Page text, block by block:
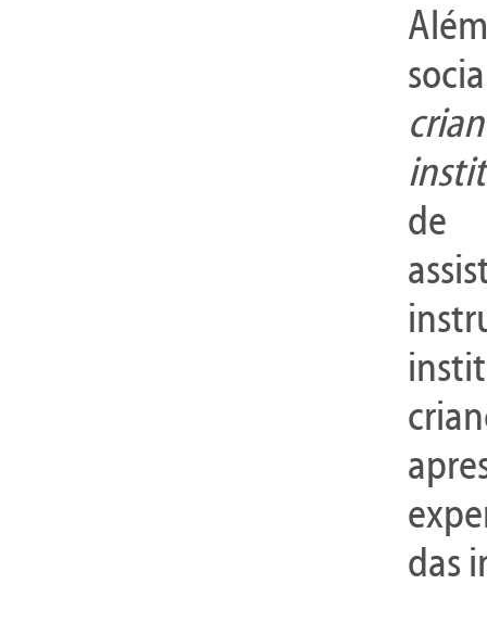
de
das